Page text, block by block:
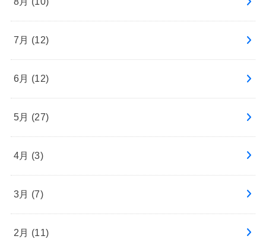
7月 (12)
6月 (12)
5月 (27)
4月 (3)
3月 (7)
2月 (11)